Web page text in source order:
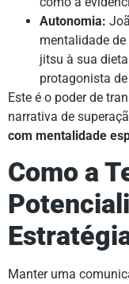
Autonomia:
mentalidade
jitsu à sua
protagonista
Este é o poder de
narrativa de
com mentalidade
Como a
Manter uma